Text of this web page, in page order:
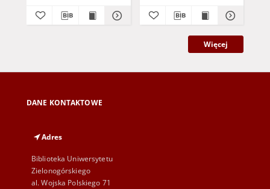
Więcej
DANE KONTAKTOWE
Adres
Biblioteka Uniwersytetu
Zielonogórskiego
al. Wojska Polskiego 71